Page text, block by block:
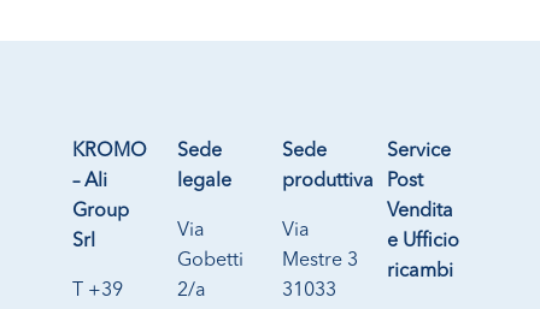
KROMO
– Ali
Group
Srl
T +39
Sede
legale
Via
Gobetti
2/a
Sede
produttiva
Via
Mestre 3
31033
Service
Post
Vendita
e Ufficio
ricambi